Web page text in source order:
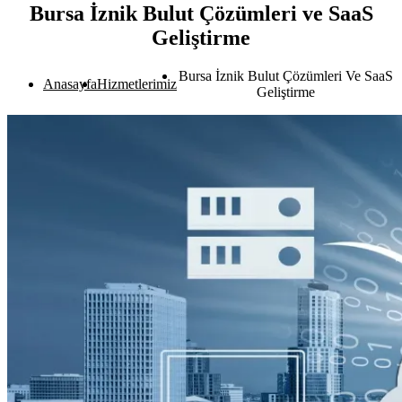
Bursa İznik Bulut Çözümleri ve SaaS
Geliştirme
AnasayfaHizmetlerimiz
Bursa İznik Bulut Çözümleri Ve SaaS
Geliştirme